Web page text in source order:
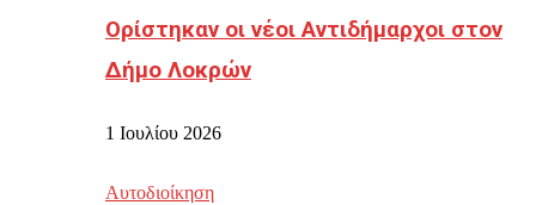
Ορίστηκαν οι νέοι Αντιδήμαρχοι στον
Δήμο Λοκρών
1 Ιουλίου 2026
Αυτοδιοίκηση